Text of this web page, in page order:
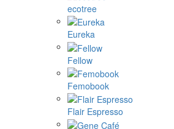
ecotree
Eureka
Fellow
Femobook
Flair Espresso